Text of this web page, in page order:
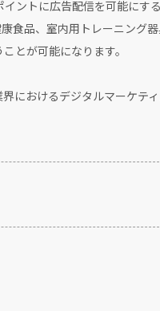
ントに広告配信を可能にす
食品、室内用トレーニング器
とが可能になります。
におけるデジタルマーケテ